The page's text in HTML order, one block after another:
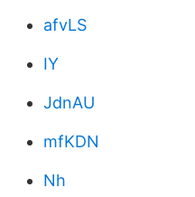
afvLS
IY
JdnAU
mfKDN
Nh